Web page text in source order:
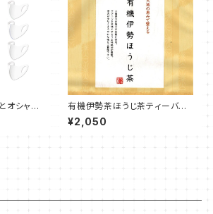
オシャレ
ラフル
有機伊勢茶ほうじ茶ティーバッ
グ 3袋セット（４g×30包）オー
ガニック伊勢茶
¥2,050